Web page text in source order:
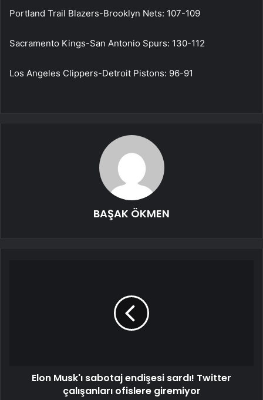
Portland Trail Blazers-Brooklyn Nets: 107-109
Sacramento Kings-San Antonio Spurs: 130-112
Los Angeles Clippers-Detroit Pistons: 96-91
BAŞAK ÖKMEN
Elon Musk'ı sabotaj endişesi sardı! Twitter
çalışanları ofislere giremiyor